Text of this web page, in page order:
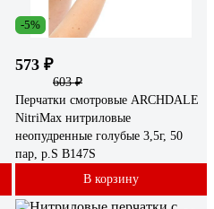
-5%
573 ₽
603 ₽
Перчатки смотровые ARCHDALE
NitriMax нитриловые
неопудренные голубые 3,5г, 50
пар, р.S B147S
В корзину